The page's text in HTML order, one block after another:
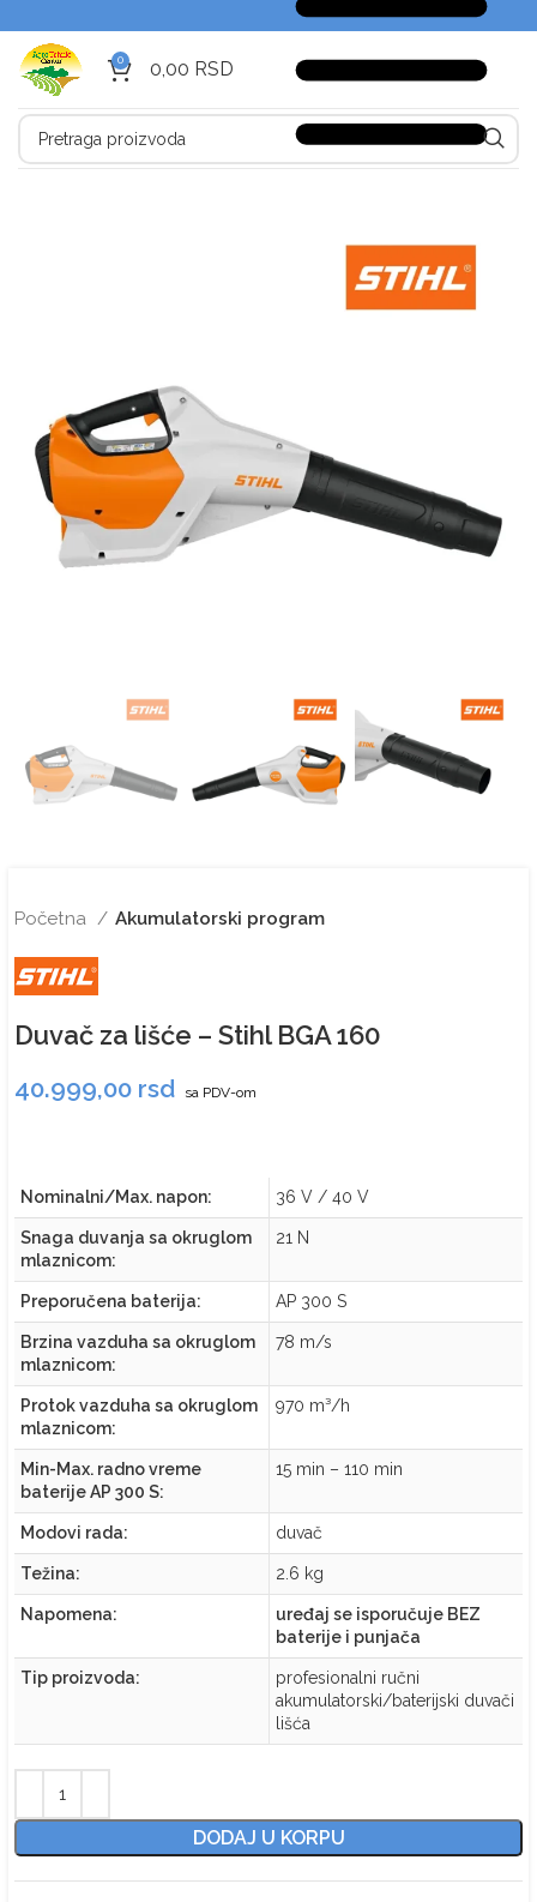
0 0,00 RSD
Početna Akumulatorski program
Duvač za lišće – Stihl BGA 160
40.999,00 rsd sa PDV-om
Nominalni/Max. napon: 36 V / 40 V
Snaga duvanja sa okruglom
mlaznicom:
21 N
Preporučena baterija: AP 300 S
Brzina vazduha sa okruglom
mlaznicom:
78 m/s
Protok vazduha sa okruglom
mlaznicom:
970 m³/h
Min-Max. radno vreme
baterije AP 300 S:
15 min – 110 min
Modovi rada: duvač
Težina: 2.6 kg
Napomena:
uređaj se isporučuje BEZ
baterije i punjača
Tip proizvoda:
profesionalni ručni
akumulatorski/baterijski duvači
lišća
DODAJ U KORPU